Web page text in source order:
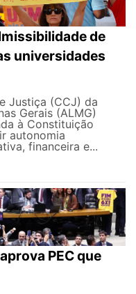
de
universidades
Justiça (CCJ) da
Gerais (ALMG)
à Constituição
autonomia
financeira e...
PEC que